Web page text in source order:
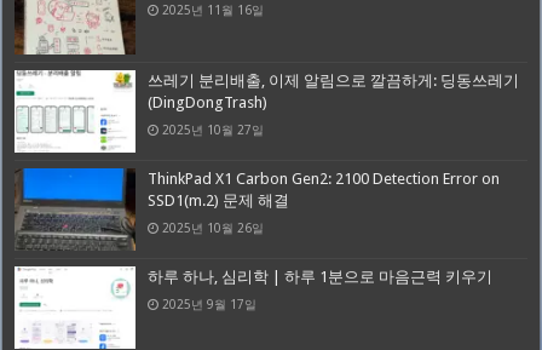
2025년 11월 16일
쓰레기 분리배출, 이제 알림으로 깔끔하게: 딩동쓰레기
(DingDongTrash)
2025년 10월 27일
ThinkPad X1 Carbon Gen2: 2100 Detection Error on
SSD1(m.2) 문제 해결
2025년 10월 26일
하루 하나, 심리학 | 하루 1분으로 마음근력 키우기
2025년 9월 17일